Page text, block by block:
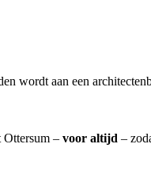
wordt aan een
– voor altijd –